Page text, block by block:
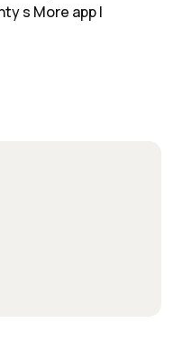
s More app |